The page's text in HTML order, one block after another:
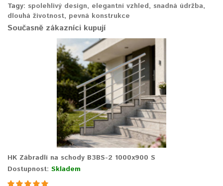
Tagy: spolehlivý design, elegantní vzhled, snadná údržba,
dlouhá životnost, pevná konstrukce
Současně zákazníci kupují
HK Zábradlí na schody B3BS-2 1000x900 S
Dostupnost: Skladem